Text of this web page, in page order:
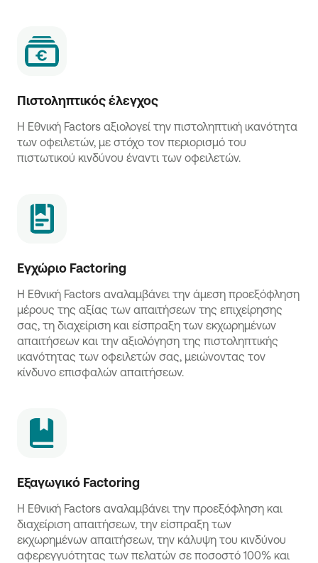
Πιστοληπτικός έλεγχος
Η Εθνική Factors αξιολογεί την πιστοληπτική ικανότητα
των οφειλετών, με στόχο τον περιορισμό του
πιστωτικού κινδύνου έναντι των οφειλετών.
Εγχώριο Factoring
Η Εθνική Factors αναλαμβάνει την άμεση προεξόφληση
μέρους της αξίας των απαιτήσεων της επιχείρησης
σας, τη διαχείριση και είσπραξη των εκχωρημένων
απαιτήσεων και την αξιολόγηση της πιστοληπτικής
ικανότητας των οφειλετών σας, μειώνοντας τον
κίνδυνο επισφαλών απαιτήσεων.
Εξαγωγικό Factoring
Η Εθνική Factors αναλαμβάνει την προεξόφληση και
διαχείριση απαιτήσεων, την είσπραξη των
εκχωρημένων απαιτήσεων, την κάλυψη του κινδύνου
αφερεγγυότητας των πελατών σε ποσοστό 100% και